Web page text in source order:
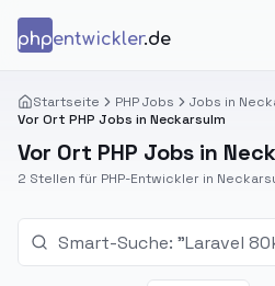
phpentwickler.de
Startseite PHP Jobs
Jobs in
Vor Ort PHP Jobs in Neckarsulm
Vor Ort PHP Jobs in
2 Stellen für PHP-Entwickler in